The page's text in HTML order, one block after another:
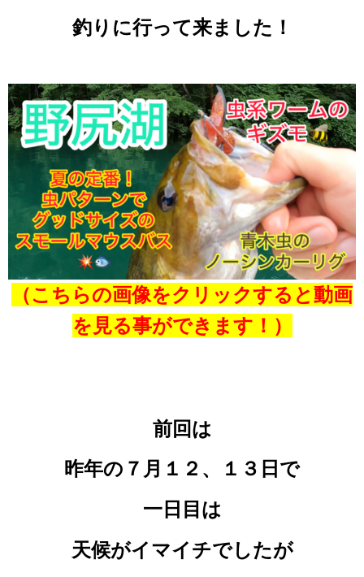
釣りに行って来ました！
（こちらの画像をクリックすると動画
を見る事ができます！）
前回は
昨年の ７月１２、１３日で
一日目は
天候がイマイチでしたが